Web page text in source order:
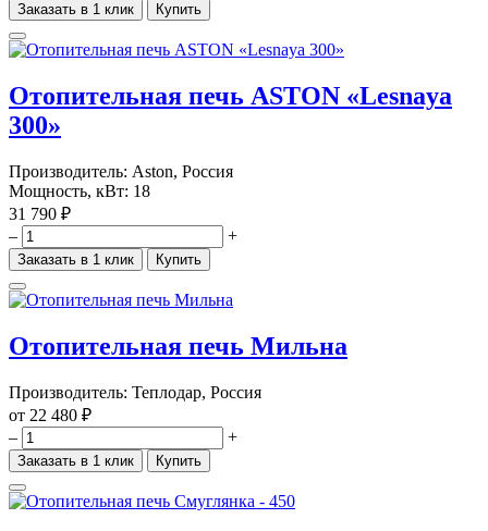
Заказать в 1 клик Купить
Отопительная печь ASTON «Lesnaya
300»
Производитель: Aston, Россия
Мощность, кВт: 18
31 790 ₽
–
+
Заказать в 1 клик Купить
Отопительная печь Мильна
Производитель: Теплодар, Россия
от 22 480 ₽
–
+
Заказать в 1 клик Купить